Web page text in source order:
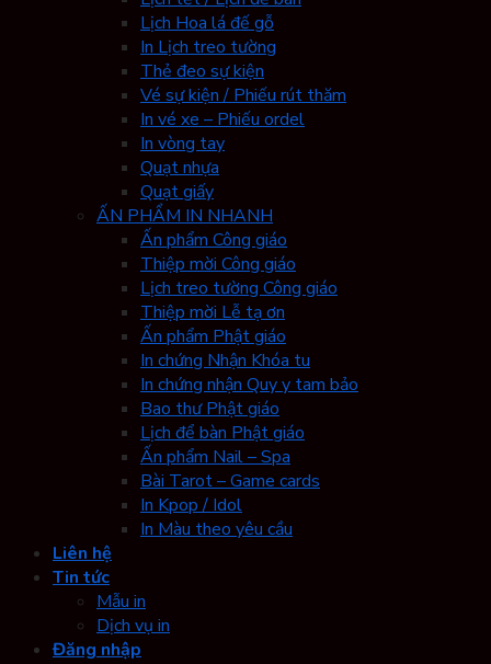
Lịch Hoa lá đế gỗ
In Lịch treo tường
Thẻ đeo sự kiện
Vé sự kiện / Phiếu rút thăm
In vé xe – Phiếu ordel
In vòng tay
Quạt nhựa
Quạt giấy
ẤN PHẨM IN NHANH
Ấn phẩm Công giáo
Thiệp mời Công giáo
Lịch treo tường Công giáo
Thiệp mời Lễ tạ ơn
Ấn phẩm Phật giáo
In chứng Nhận Khóa tu
In chứng nhận Quy y tam bảo
Bao thư Phật giáo
Lịch để bàn Phật giáo
Ấn phẩm Nail – Spa
Bài Tarot – Game cards
In Kpop / Idol
In Màu theo yêu cầu
Liên hệ
Tin tức
Mẫu in
Dịch vụ in
Đăng nhập